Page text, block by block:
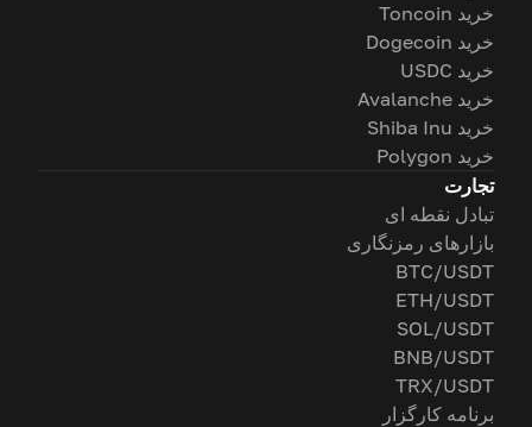
خرید Toncoin
خرید Dogecoin
خرید USDC
خرید Avalanche
خرید Shiba Inu
خرید Polygon
تجارت
تبادل نقطه ای
بازارهای رمزنگاری
BTC/USDT
ETH/USDT
SOL/USDT
BNB/USDT
TRX/USDT
برنامه کارگزار